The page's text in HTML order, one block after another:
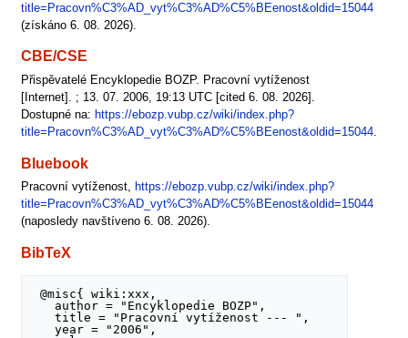
title=Pracovn%C3%AD_vyt%C3%AD%C5%BEenost&oldid=15044
(získáno 6. 08. 2026).
CBE/CSE
Přispěvatelé Encyklopedie BOZP. Pracovní vytíženost
[Internet]. ; 13. 07. 2006, 19:13 UTC [cited 6. 08. 2026].
Dostupné na: https://ebozp.vubp.cz/wiki/index.php?
title=Pracovn%C3%AD_vyt%C3%AD%C5%BEenost&oldid=15044.
Bluebook
Pracovní vytíženost, https://ebozp.vubp.cz/wiki/index.php?
title=Pracovn%C3%AD_vyt%C3%AD%C5%BEenost&oldid=15044
(naposledy navštíveno 6. 08. 2026).
BibTeX
@misc{ wiki:xxx,
   title = "Pracovní vytíženost --- ",
   year = "2006",